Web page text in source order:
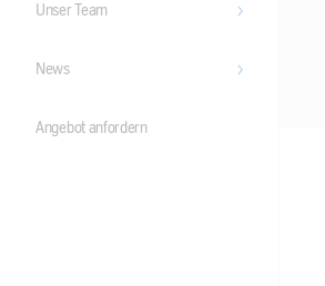
Unser Team
News
Angebot anfordern